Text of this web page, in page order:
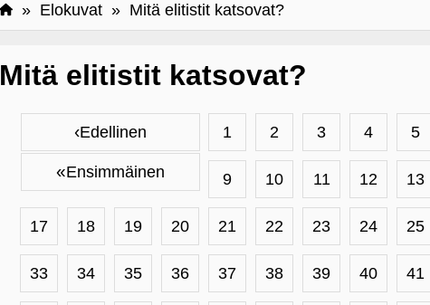
» Elokuvat » Mitä elitistit katsovat?
Mitä elitistit katsovat?
‹Edellinen
«Ensimmäinen
1 2 3 4 5
9 10 11 12 13
17 18 19 20 21 22 23 24 25
33 34 35 36 37 38 39 40 41